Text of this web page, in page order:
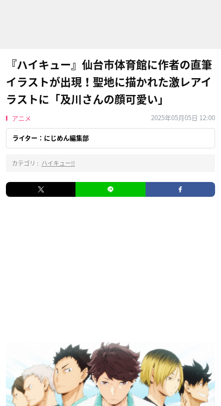
『ハイキュー』仙台市体育館に作者の直筆
イラストが出現！聖地に描かれた激レアイ
ラストに「及川さんの顔可愛い」
アニメ 2025年05月05日 12:00
ライター：にじめん編集部
カテゴリ : ハイキュー!!